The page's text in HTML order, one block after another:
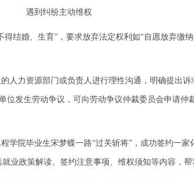
遇到纠纷主动维权
结婚、生育”，要求放弃法定权利如“自愿放弃缴
力资源部门或负责人进行理性沟通，明确提出诉
发生劳动争议，可向劳动争议仲裁委员会申请仲
学院毕业生宋梦蝶一路“过关斩将”，成功签约一
业政策解读、签约注意事项、维权须知等内容，